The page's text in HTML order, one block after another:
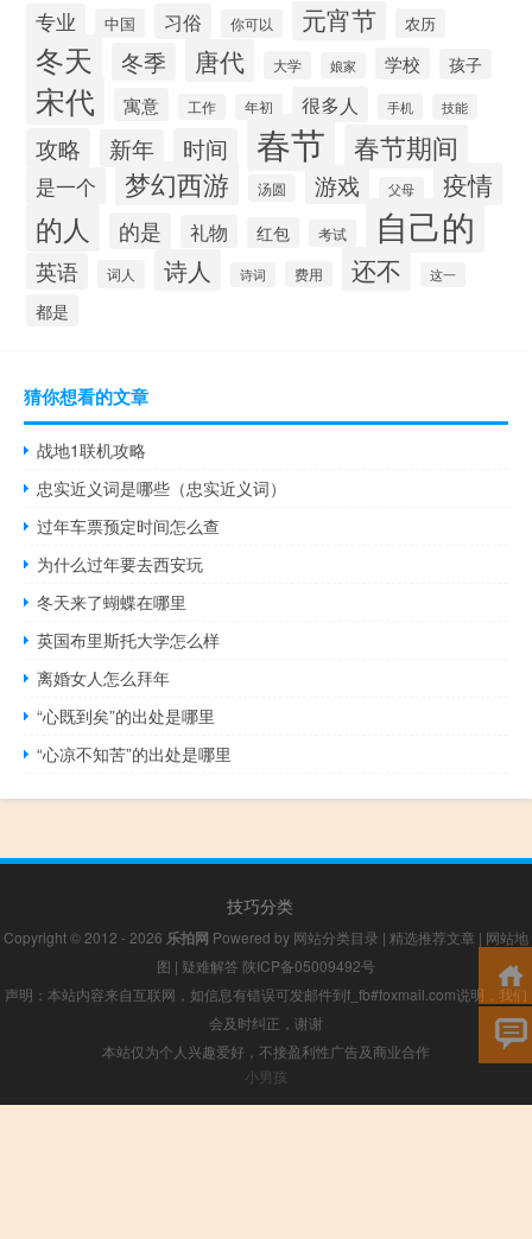
专业 中国 习俗 你可以 元宵节 农历
冬天 冬季 唐代 大学 娘家 学校 孩子
宋代 寓意 工作 年初 很多人 手机 技能
攻略 新年 时间 春节 春节期间
是一个 梦幻西游 汤圆 游戏 父母 疫情
的人 的是 礼物 红包 考试 自己的
英语 词人 诗人 诗词 费用 还不 这一
都是
猜你想看的文章
战地1联机攻略
忠实近义词是哪些（忠实近义词）
过年车票预定时间怎么查
为什么过年要去西安玩
冬天来了蝴蝶在哪里
英国布里斯托大学怎么样
离婚女人怎么拜年
“心既到矣”的出处是哪里
“心凉不知苦”的出处是哪里
技巧分类
Copyright © 2012 - 2026 乐拍网 Powered by 网站分类目录 | 精选推荐文章 | 网站地
图 | 疑难解答 陕ICP备05009492号
声明：本站内容来自互联网，如信息有错误可发邮件到f_fb#foxmail.com说明，我们
会及时纠正，谢谢
本站仅为个人兴趣爱好，不接盈利性广告及商业合作
小男孩